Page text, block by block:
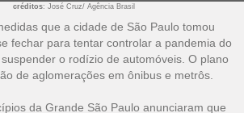
créditos: José Cruz/ Agência Brasil
que a cidade de São Paulo tomou
fechar para tentar controlar a pandemia do
o rodízio de automóveis. O plano
de aglomerações em ônibus e metrôs.
da Grande São Paulo anunciaram que